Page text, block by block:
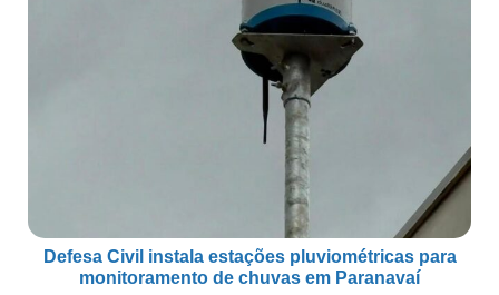
Defesa Civil instala estações pluviométricas para
monitoramento de chuvas em Paranavaí